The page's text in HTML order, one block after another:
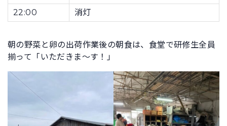
22:00 消灯
朝の野菜と卵の出荷作業後の朝食は、食堂で研修生全員
揃って「いただきま〜す！」